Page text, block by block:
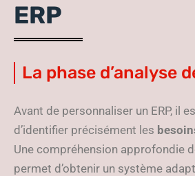
ERP
La phase d’analyse
Avant de personnaliser un ERP, il
d’identifier précisément les
Une compréhension approfondie
permet d’obtenir un système